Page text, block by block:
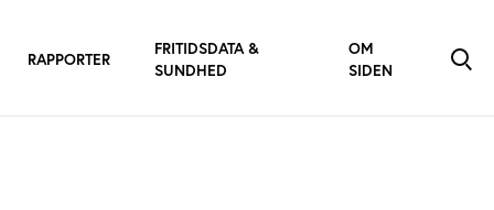
RAPPORTER
FRITIDSDATA &
SUNDHED
OM
SIDEN